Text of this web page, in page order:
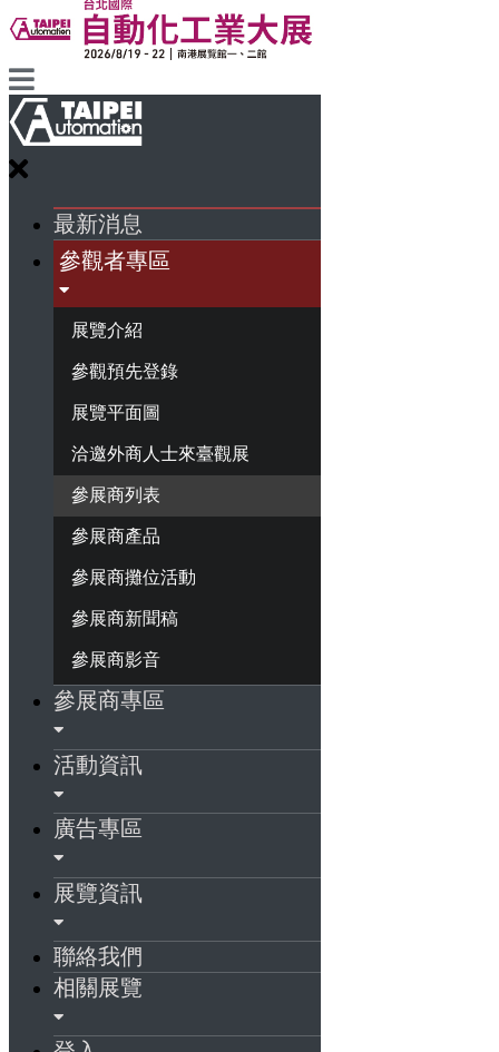
最新消息
參觀者專區
展覽介紹
參觀預先登錄
展覽平面圖
洽邀外商人士來臺觀展
參展商列表
參展商產品
參展商攤位活動
參展商新聞稿
參展商影音
參展商專區
活動資訊
廣告專區
展覽資訊
聯絡我們
相關展覽